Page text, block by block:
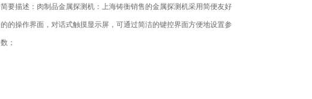
简要描述：肉制品金属探测机：上海铸衡销售的金属探测机​采用简便友好
的的操作界面，对话式触摸显示屏，可通过简洁的键控界面方便地设置参
数；